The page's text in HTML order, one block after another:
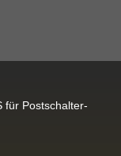
für Postschalter-